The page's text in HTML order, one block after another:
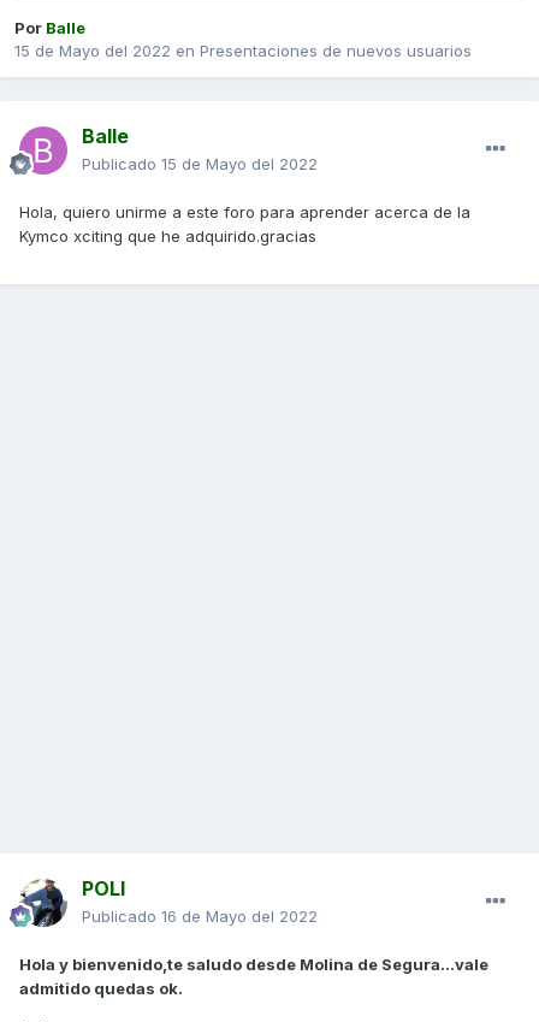
Por Balle
15 de Mayo del 2022 en Presentaciones de nuevos usuarios
Balle
Publicado 15 de Mayo del 2022
Hola, quiero unirme a este foro para aprender acerca de la
Kymco xciting que he adquirido.gracias
POLI
Publicado 16 de Mayo del 2022
Hola y bienvenido,te saludo desde Molina de Segura...vale
admitido quedas ok.